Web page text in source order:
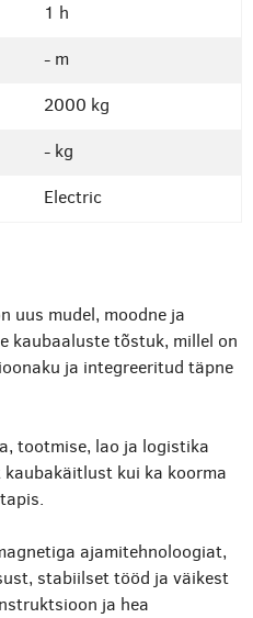
1 h
- m
2000 kg
- kg
Electric
uus mudel, moodne ja
kaubaaluste tõstuk, millel on
ja integreeritud täpne
tootmise, lao ja logistika
kui ka koorma
ajamitehnoloogiat,
stabiilset tööd ja väikest
ja hea